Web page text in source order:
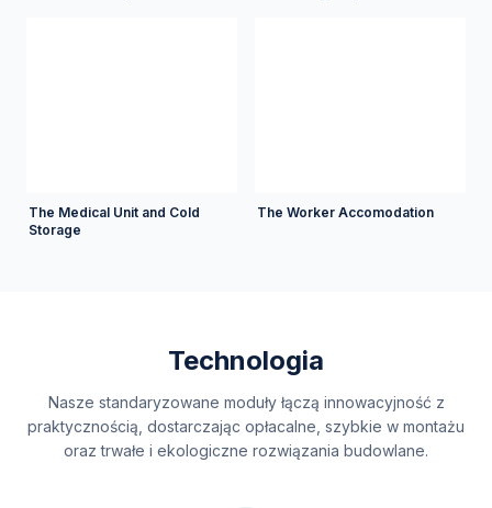
The Medical Unit and Cold
Storage
The Worker Accomodation
Technologia
Nasze standaryzowane moduły łączą innowacyjność z
praktycznością, dostarczając opłacalne, szybkie w montażu
oraz trwałe i ekologiczne rozwiązania budowlane.